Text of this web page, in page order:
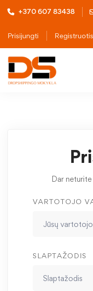
+370 607 83438
Prisijungti Registruotis
Dar
VARTOTOJO
SLAPTAŽODIS